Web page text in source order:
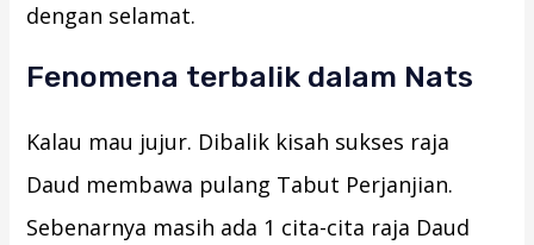
dengan selamat.
Fenomena terbalik dalam Nats
Kalau mau jujur. Dibalik kisah sukses raja
Daud membawa pulang Tabut Perjanjian.
Sebenarnya masih ada 1 cita-cita raja Daud